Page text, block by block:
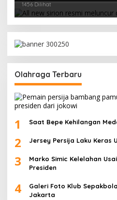
1456 Dilihat
Olahraga Terbaru
1 Saat Bepe Kehilangan
2 Jersey Persija Laku Keras
3
Marko Simic Kelelahan
Presiden
4
Galeri Foto Klub
Jakarta